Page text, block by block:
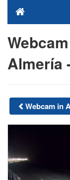
Almería
Webcam in